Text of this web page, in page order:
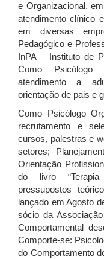
e Organizacional,
atendimento clínico
em diversas
Pedagógico e
InPA – Instituto de
Como Psicólogo
atendimento a
orientação de pais e
Como Psicólogo
recrutamento e
cursos, palestras e
setores;
Orientação
do livro “Terapia
pressupostos
lançado em Agosto
sócio da
Comportamental
Comporte-se:
do Comportamento